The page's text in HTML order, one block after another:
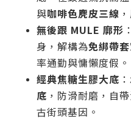
與咖啡色麂皮三線
無後跟 MULE 廓形
身，解構為免綁帶
率通勤與慵懶度假。
經典焦糖生膠大底
底 ，防滑耐磨，自
古街頭基因。